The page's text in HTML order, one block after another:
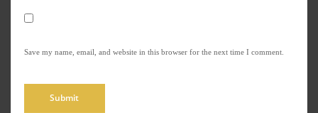
Save my name, email, and website in this browser for the next time I comment.